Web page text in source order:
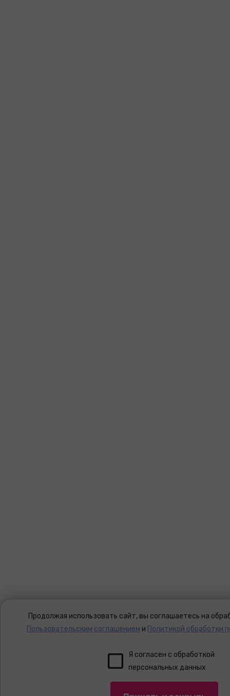
Продолжая использовать сайт, вы соглашаетесь на
Пользовательским соглашением и Политикой обработки
Я согласен с обработкой
персональных данных